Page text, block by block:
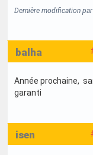
Dernière modification
balha
Année prochaine,
garanti
isen